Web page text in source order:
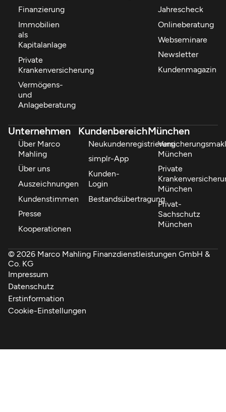
Finanzierung
Immobilien
als
Kapitalanlage
Private
Krankenversicherung
Vermögens-
und
Anlageberatung
Jahrescheck
Onlineberatung
Webseminare
Newsletter
Kundenmagazin
Unternehmen
Über Marco
Mahling
Über uns
Auszeichnungen
Kundenstimmen
Presse
Kooperationen
Kundenbereich
Neukundenregistrierung
simplr-App
Kunden-
Login
Bestandsübertragung
München
München
Private
München
Privat-
Sachschutz
München
© 2026 Marco Mahling Finanzdienstleistungen GmbH &
Co. KG
Impressum
Datenschutz
Erstinformation
Cookie-Einstellungen